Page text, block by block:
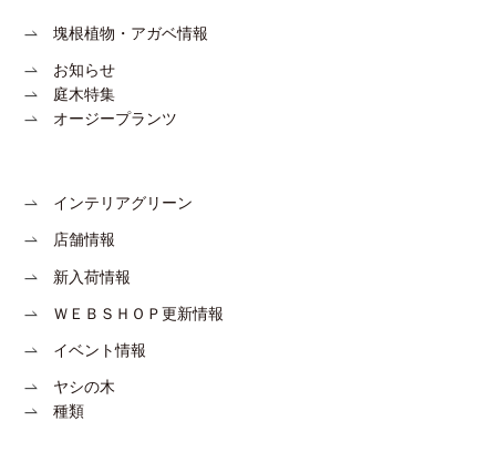
塊根植物・アガベ情報
お知らせ
庭木特集
オージープランツ
インテリアグリーン
店舗情報
新入荷情報
ＷＥＢＳＨＯＰ更新情報
イベント情報
ヤシの木
種類